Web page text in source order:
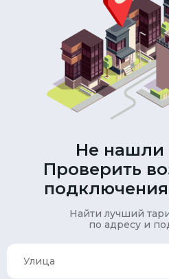
Не нашли
Проверить
Найти лучший
по адресу и